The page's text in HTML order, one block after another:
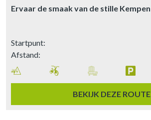
Ervaar de smaak van de stille Kempen
Startpunt:
Afstand:
BEKIJK DEZE ROUTE